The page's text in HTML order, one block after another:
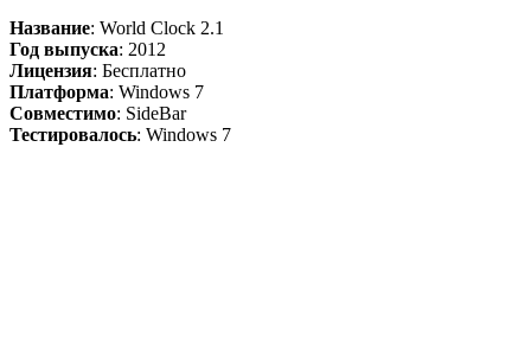
Название: World Clock 2.1
Год выпуска: 2012
Лицензия: Бесплатно
Платформа: Windows 7
Совместимо: SideBar
Тестировалось: Windows 7